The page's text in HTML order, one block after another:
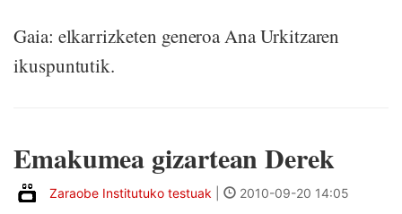
Gaia: elkarrizketen generoa Ana Urkitzaren
ikuspuntutik.
Emakumea gizartean Derek
Zaraobe Institutuko testuak 2010-09-20 14:05